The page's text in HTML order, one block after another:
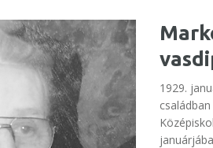
1929.